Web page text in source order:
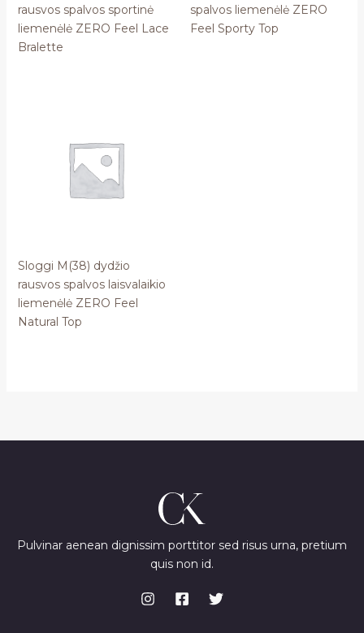
rausvos spalvos sportinė
liemenėlė ZERO Feel Lace
Bralette
spalvos liemenėlė ZERO
Feel Sporty Top
Sloggi M(38) dydžio
rausvos spalvos laisvalaikio
liemenėlė ZERO Feel
Natural Top
Pulvinar aenean dignissim porttitor sed risus urna, pretium
quis non id.